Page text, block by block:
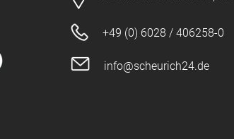
+49 (0) 6028 / 406258-0
info@scheurich24.de